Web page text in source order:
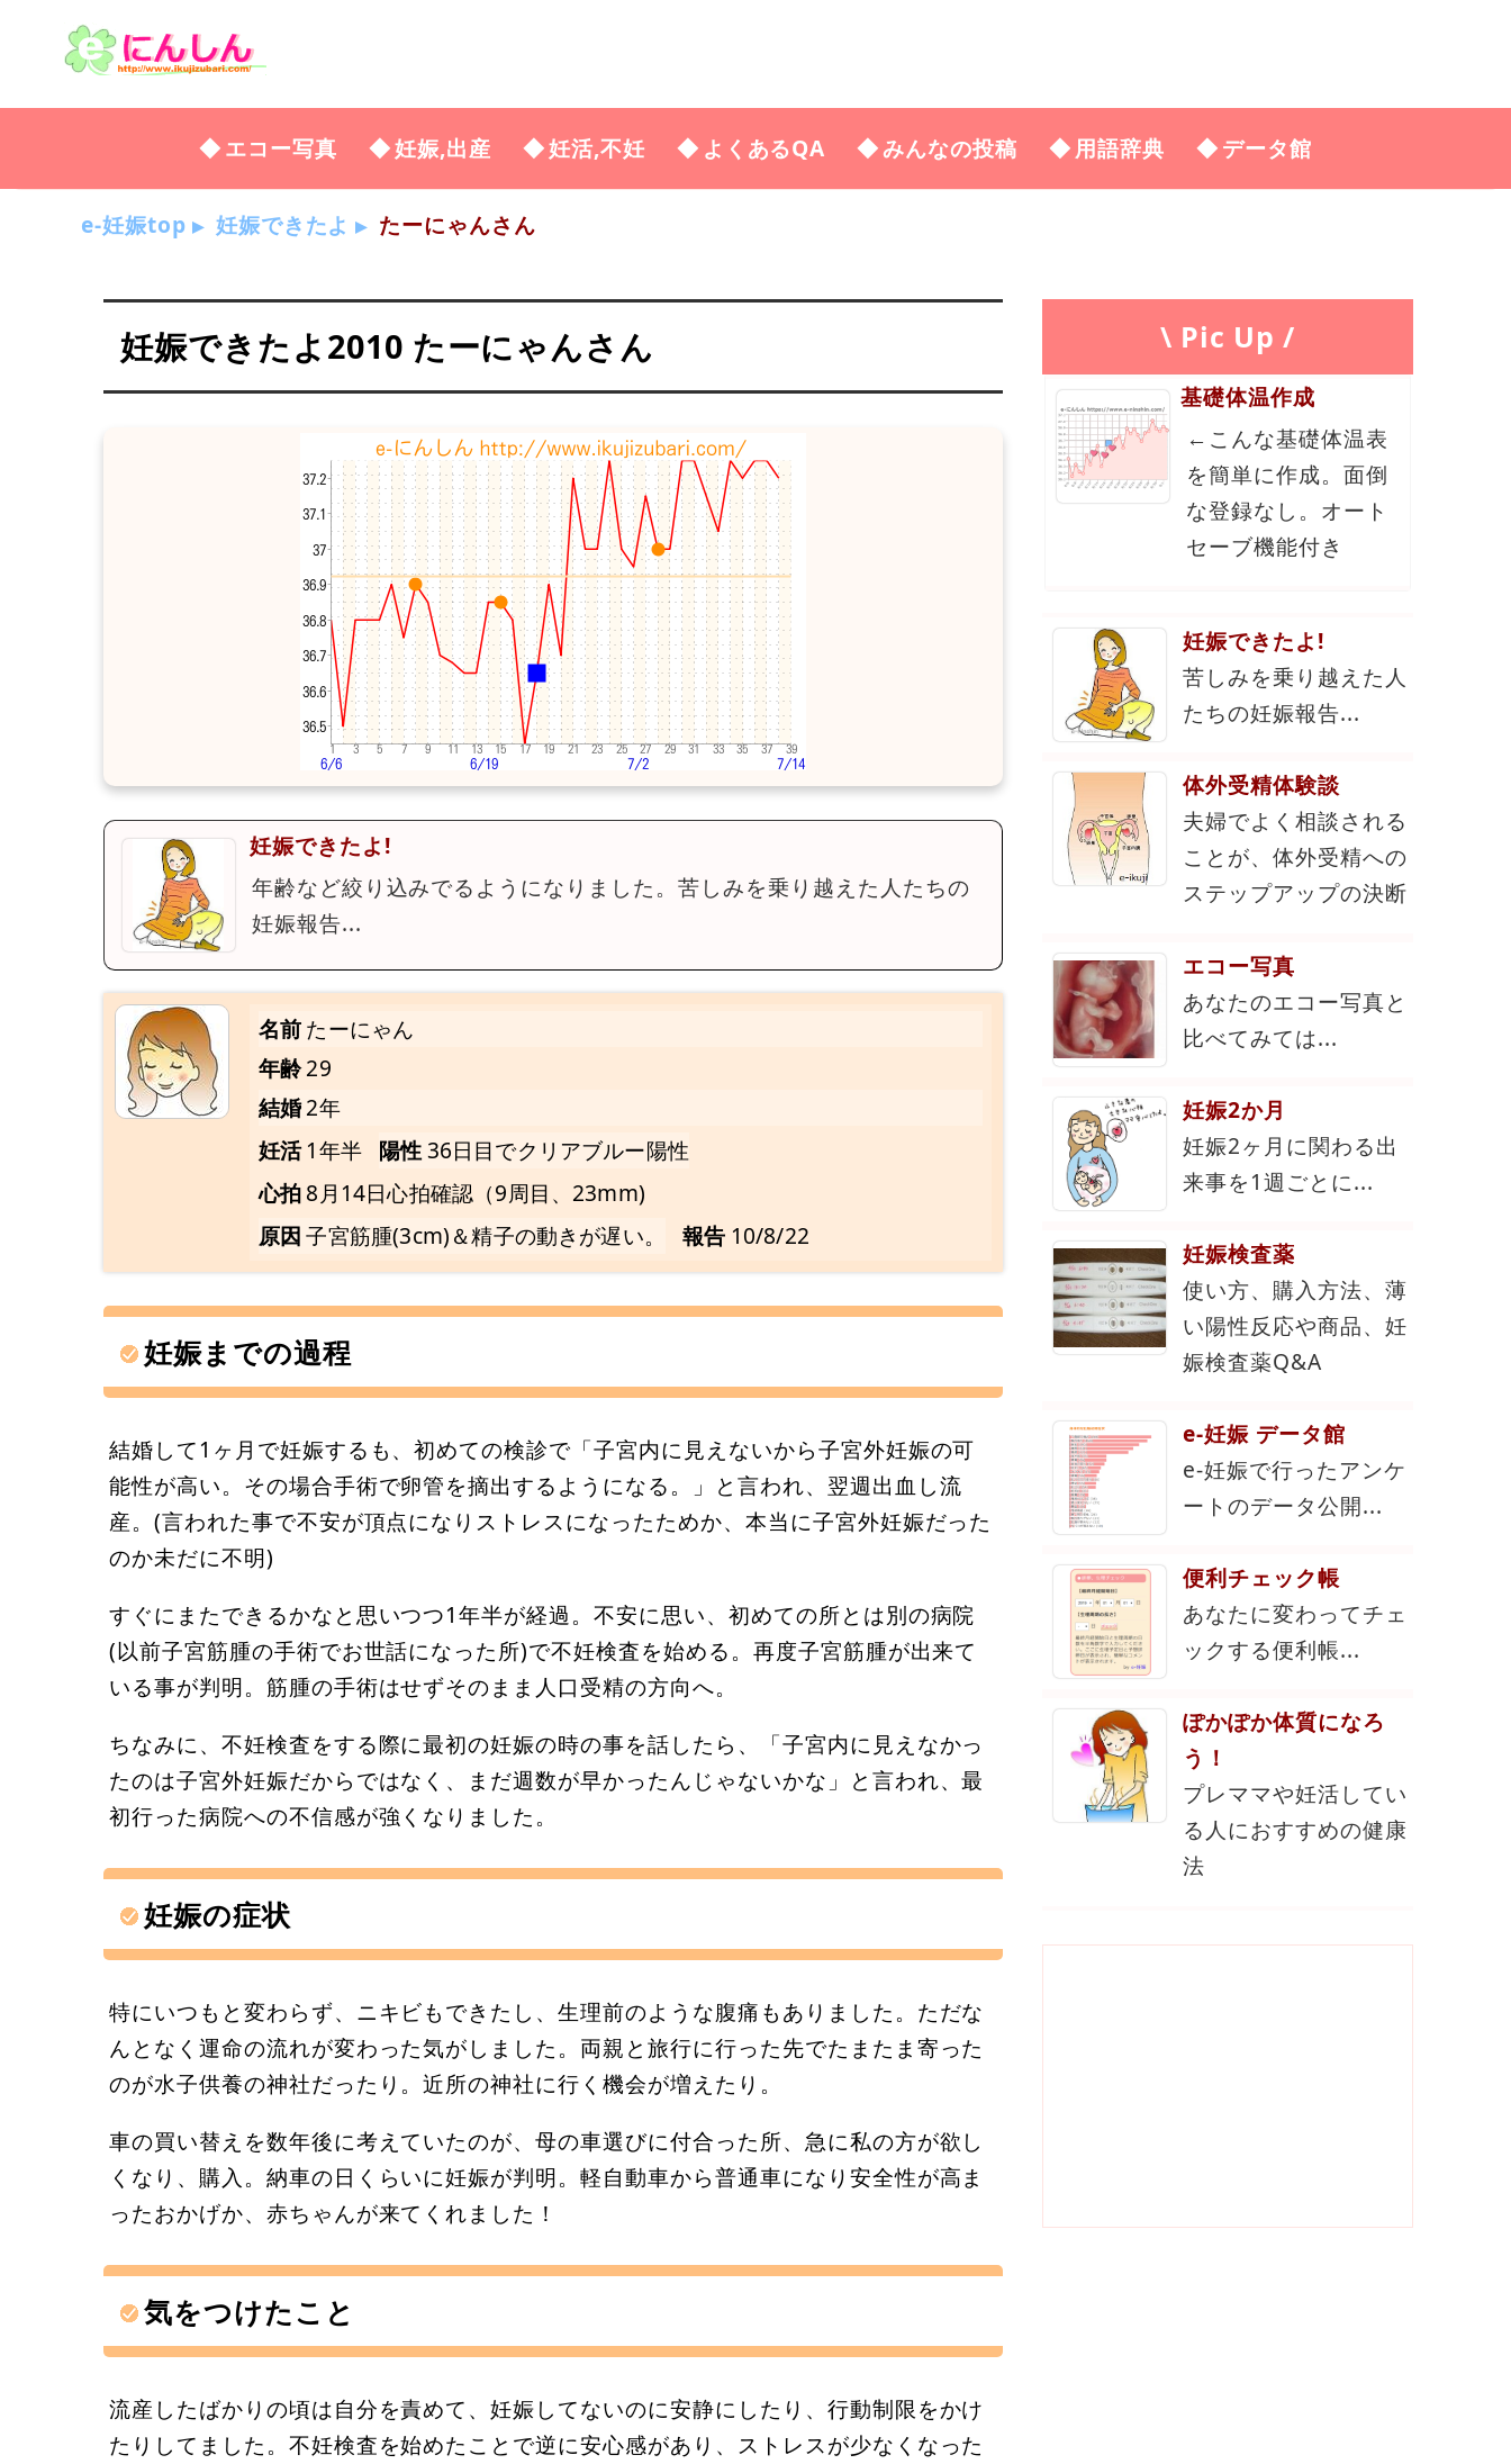
エコー写真 妊娠,出産 妊活,不妊 よくあるQA みんなの投稿 用語辞典 データ館
e-妊娠top 妊娠できたよ たーにゃんさん
妊娠できたよ2010 たーにゃんさん
妊娠できたよ!
年齢など絞り込みでるようになりました。苦しみを乗り越えた人たちの
妊娠報告...
名前たーにゃん
年齢29
結婚2年
妊活 1年半 陽性36日目でクリアブルー陽性
心拍8月14日心拍確認（9周目、23mm)
原因子宮筋腫(3cm)＆精子の動きが遅い。 報告 10/8/22
妊娠までの過程
結婚して1ヶ月で妊娠するも、初めての検診で「子宮内に見えないから子宮外妊娠の可
能性が高い。その場合手術で卵管を摘出するようになる。」と言われ、翌週出血し流
産。(言われた事で不安が頂点になりストレスになったためか、本当に子宮外妊娠だった
のか未だに不明)
すぐにまたできるかなと思いつつ1年半が経過。不安に思い、初めての所とは別の病院
(以前子宮筋腫の手術でお世話になった所)で不妊検査を始める。再度子宮筋腫が出来て
いる事が判明。筋腫の手術はせずそのまま人口受精の方向へ。
ちなみに、不妊検査をする際に最初の妊娠の時の事を話したら、「子宮内に見えなかっ
たのは子宮外妊娠だからではなく、まだ週数が早かったんじゃないかな」と言われ、最
初行った病院への不信感が強くなりました。
妊娠の症状
特にいつもと変わらず、ニキビもできたし、生理前のような腹痛もありました。ただな
んとなく運命の流れが変わった気がしました。両親と旅行に行った先でたまたま寄った
のが水子供養の神社だったり。近所の神社に行く機会が増えたり。
車の買い替えを数年後に考えていたのが、母の車選びに付合った所、急に私の方が欲し
くなり、購入。納車の日くらいに妊娠が判明。軽自動車から普通車になり安全性が高ま
ったおかげか、赤ちゃんが来てくれました！
気をつけたこと
流産したばかりの頃は自分を責めて、妊娠してないのに安静にしたり、行動制限をかけ
たりしてました。不妊検査を始めたことで逆に安心感があり、ストレスが少なくなった
\ Pic Up /
基礎体温作成
←こんな基礎体温表
を簡単に作成。面倒
な登録なし。オート
セーブ機能付き
妊娠できたよ!
苦しみを乗り越えた人
たちの妊娠報告...
体外受精体験談
夫婦でよく相談される
ことが、体外受精への
ステップアップの決断
エコー写真
あなたのエコー写真と
比べてみては...
妊娠2か月
妊娠2ヶ月に関わる出
来事を1週ごとに...
妊娠検査薬
使い方、購入方法、薄
い陽性反応や商品、妊
娠検査薬Q&A
e-妊娠 データ館
e-妊娠で行ったアンケ
ートのデータ公開...
便利チェック帳
あなたに変わってチェ
ックする便利帳...
ぽかぽか体質になろ
う！
プレママや妊活してい
る人におすすめの健康
法